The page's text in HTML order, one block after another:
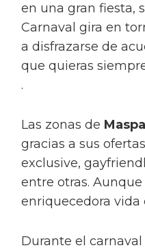
en una gran fiesta,
Carnaval gira en
a disfrazarse de
que quieras
.
Las zonas de
gracias a sus
exclusive,
entre otras.
enriquecedora vida
Durante el